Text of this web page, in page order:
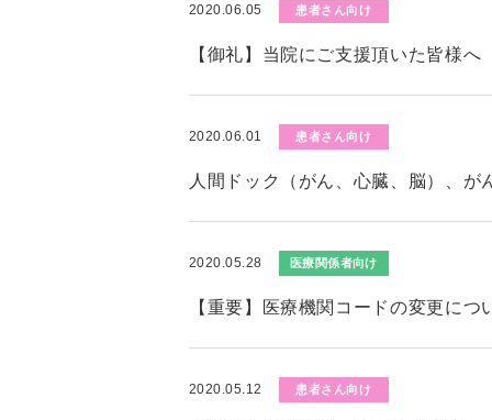
2020.06.05 患者さん向け
【御礼】当院にご支援頂いた皆様へ
2020.06.01 患者さん向け
人間ドック（がん、心臓、脳）、が
2020.05.28 医療関係者向け
【重要】医療機関コードの変更につ
2020.05.12 患者さん向け